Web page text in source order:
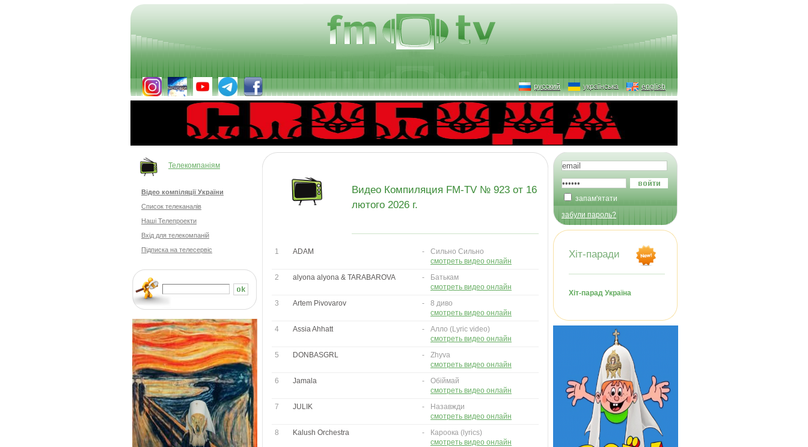
русский українська english
Телекомпаніям
Відео компіляції України
Список телеканалів
Наші Телепроекти
Вхід для телекомпаній
Підписка на телесервіс
Видео Компиляция FM-TV № 923 от 16
лютого 2026 г.
1 ADAM -
Сильно Сильно
смотреть видео онлайн
2
alyona alyona & TARABAROVA -
Батькам
смотреть видео онлайн
3
Artem Pivovarov -
8 диво
смотреть видео онлайн
4
Assia Ahhatt -
Алло (Lyric video)
смотреть видео онлайн
5
DONBASGRL -
Zhyva
смотреть видео онлайн
6
Jamala -
Обіймай
смотреть видео онлайн
7
JULIK -
Назавжди
смотреть видео онлайн
8
Kalush Orchestra -
Кароока (lyrics)
смотреть видео онлайн
запам'ятати
забули пароль?
Хіт-паради
Хіт-парад Україна